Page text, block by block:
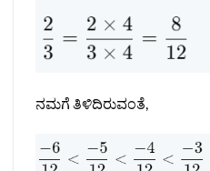
ನಮಗೆ ತಿಳಿದಿರುವಂತೆ,